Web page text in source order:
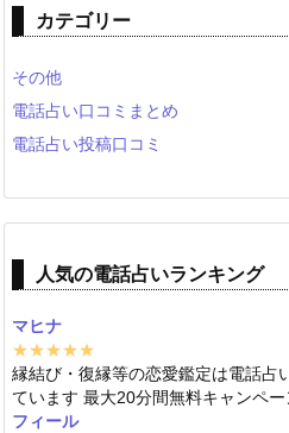
カテゴリー
その他
電話占い口コミまとめ
電話占い投稿口コミ
人気の電話占いランキング
マヒナ
★★★★★
縁結び・復縁等の恋愛鑑定は電話占
ています 最大20分間無料キャンペー
フィール